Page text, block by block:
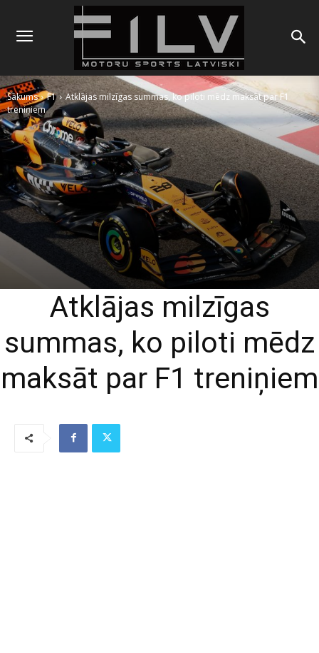
Sākums F1
Atklājas milzīgas summas, ko piloti mēdz maksāt par F1
treniņiem
Atklājas milzīgas
summas, ko piloti mēdz
maksāt par F1 treniņiem